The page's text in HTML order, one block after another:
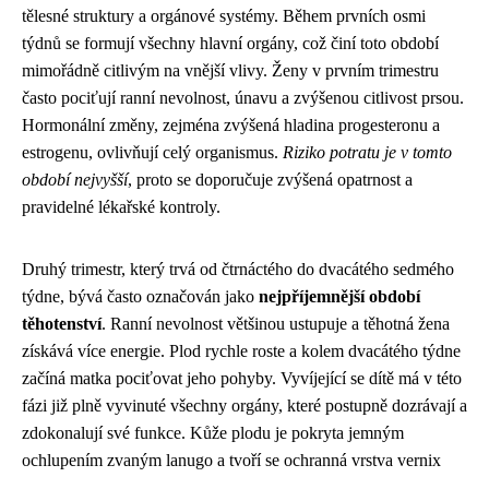
tělesné struktury a orgánové systémy. Během prvních osmi
týdnů se formují všechny hlavní orgány, což činí toto období
mimořádně citlivým na vnější vlivy. Ženy v prvním trimestru
často pociťují ranní nevolnost, únavu a zvýšenou citlivost prsou.
Hormonální změny, zejména zvýšená hladina progesteronu a
estrogenu, ovlivňují celý organismus. Riziko potratu je v tomto
období nejvyšší, proto se doporučuje zvýšená opatrnost a
pravidelné lékařské kontroly.
Druhý trimestr, který trvá od čtrnáctého do dvacátého sedmého
týdne, bývá často označován jako nejpříjemnější období
těhotenství. Ranní nevolnost většinou ustupuje a těhotná žena
získává více energie. Plod rychle roste a kolem dvacátého týdne
začíná matka pociťovat jeho pohyby. Vyvíjející se dítě má v této
fázi již plně vyvinuté všechny orgány, které postupně dozrávají a
zdokonalují své funkce. Kůže plodu je pokryta jemným
ochlupením zvaným lanugo a tvoří se ochranná vrstva vernix